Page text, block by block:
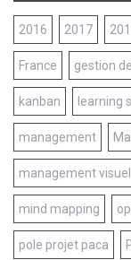
2016 2017
France gestion
kanban learning
management
management visuel
mind mapping
pole projet paca